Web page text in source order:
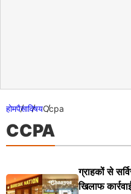
होमपैसाविषयCcpa
CCPA
ग्राहकों से
खिलाफ